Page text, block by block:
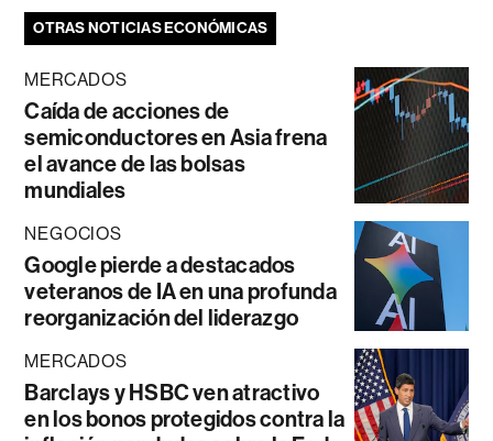
OTRAS NOTICIAS ECONÓMICAS
MERCADOS
Caída de acciones de
semiconductores en Asia frena
el avance de las bolsas
mundiales
NEGOCIOS
Google pierde a destacados
veteranos de IA en una profunda
reorganización del liderazgo
MERCADOS
Barclays y HSBC ven atractivo
en los bonos protegidos contra la